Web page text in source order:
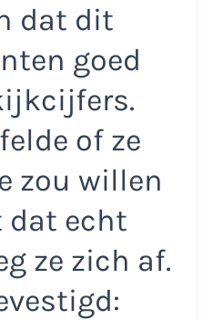
dat dit
goed
of ze
zou willen
dat echt
ze zich af.